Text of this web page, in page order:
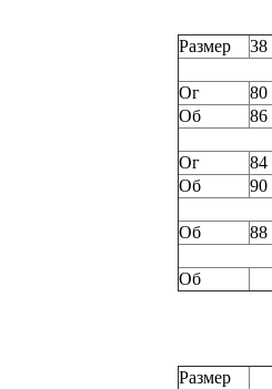
Размер 38
Ог
80
Об
86
Ог
84
Об
90
Об
88
Об
Размер